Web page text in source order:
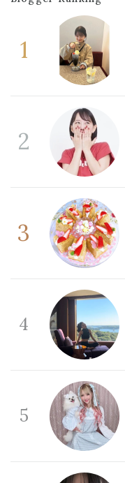
1
2
3
4
5